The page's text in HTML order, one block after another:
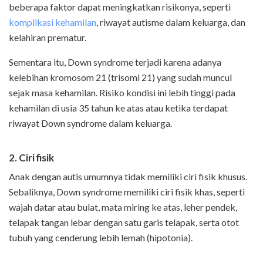
beberapa faktor dapat meningkatkan risikonya, seperti
komplikasi kehamilan , riwayat autisme dalam keluarga, dan
kelahiran prematur.
Sementara itu, Down syndrome terjadi karena adanya
kelebihan kromosom 21 (trisomi 21) yang sudah muncul
sejak masa kehamilan. Risiko kondisi ini lebih tinggi pada
kehamilan di usia 35 tahun ke atas atau ketika terdapat
riwayat Down syndrome dalam keluarga.
2. Ciri fisik
Anak dengan autis umumnya tidak memiliki ciri fisik khusus.
Sebaliknya, Down syndrome memiliki ciri fisik khas, seperti
wajah datar atau bulat, mata miring ke atas, leher pendek,
telapak tangan lebar dengan satu garis telapak, serta otot
tubuh yang cenderung lebih lemah (hipotonia).